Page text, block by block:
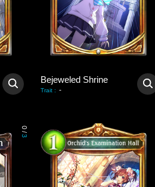
Bejeweled Shrine
Trait : -
0
/
3